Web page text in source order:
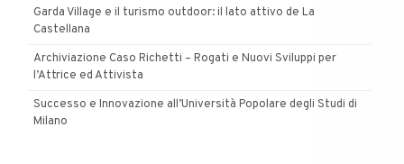
Garda Village e il turismo outdoor: il lato attivo de La
Castellana
Archiviazione Caso Richetti – Rogati e Nuovi Sviluppi per
l’Attrice ed Attivista
Successo e Innovazione all’Università Popolare degli Studi di
Milano